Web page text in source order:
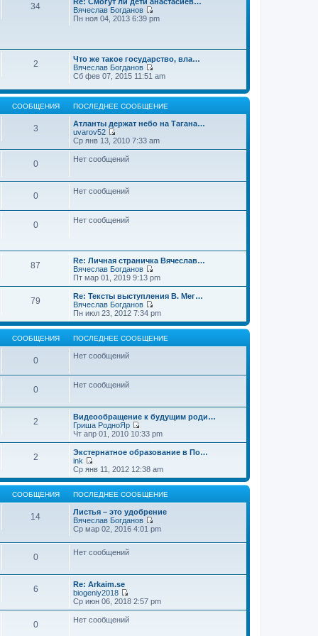
е
н
и
о
о
б
н
и
ю
с
л
е
м
у
с
о
б
щ
е
н
и
ю
и
п
д
е
м
у
с
о
о
щ
е
34
Вячеслав Богданов
П
й
т
к
о
с
л
д
е
м
е
Пн ноя 04, 2013 6:39 pm
2
Что же такое государство, вла…
Вячеслав Богданов
П
р
е
й
т
и
п
о
д
м
б
щ
н
и
ю
Сб фев 07, 2015 11:51 am
СООБЩЕНИЯ ПОСЛЕДНЕЕ СООБЩЕНИЕ
3
Атланты держат небо на Тагана…
uvarov52
П
е
р
е
т
и
с
д
н
е
м
о
о
б
щ
е
н
ю
Ср янв 13, 2010 7:33 am
0 Нет сообщений
0 Нет сообщений
0 Нет сообщений
87
Re: Личная страничка Вячеслав…
Вячеслав Богданов
П
е
р
е
й
т
и
к
е
м
у
о
о
б
е
н
ю
Пт мар 01, 2019 9:13 pm
79
Re: Тексты выступления В. Мег…
Вячеслав Богданов
П
е
р
е
й
л
е
д
н
е
у
о
о
б
щ
н
ю
Пн июл 23, 2012 7:34 pm
СООБЩЕНИЯ ПОСЛЕДНЕЕ СООБЩЕНИЕ
0 Нет сообщений
0 Нет сообщений
2
Видеообращение к будущим роди…
Гриша РодноЯр
П
е
р
е
й
т
и
к
о
с
л
е
д
у
о
б
Чт апр 01, 2010 10:33 pm
2
Экстернатное образование в По…
ink
П
е
р
е
й
т
и
к
п
о
с
д
н
е
м
у
с
Ср янв 11, 2012 12:38 am
СООБЩЕНИЯ ПОСЛЕДНЕЕ СООБЩЕНИЕ
14
Листья – это удобрение
Вячеслав Богданов
П
р
и
о
с
Ср мар 02, 2016 4:01 pm
0 Нет сообщений
6
Re: Arkaim.se
biogeniy2018
П
е
р
е
Ср июн 06, 2018 2:57 pm
0 Нет сообщений